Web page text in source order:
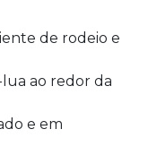
de rodeio e
ao redor da
e em